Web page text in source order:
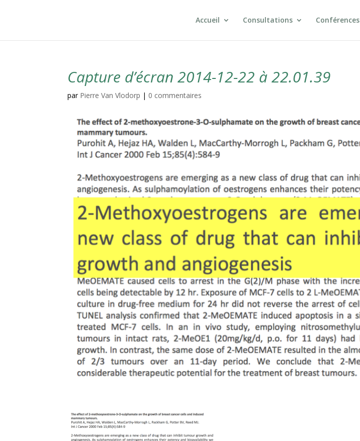
Accueil Consultations Conférences
Capture d’écran 2014-12-22 à 22.01.39
par Pierre Van Vlodorp | 0 commentaires